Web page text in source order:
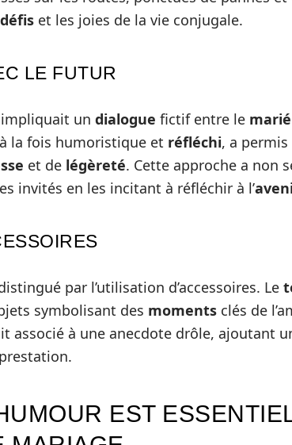
défis et les joies de la vie conjugale.
LE FUTUR
un dialogue fictif entre le marié
la fois humoristique et réfléchi, a permis
et de légèreté. Cette approche a non
invités en les incitant à réfléchir à l’
par l’utilisation d’accessoires. Le
symbolisant des moments clés de
associé à une anecdote drôle, ajoutant
EST